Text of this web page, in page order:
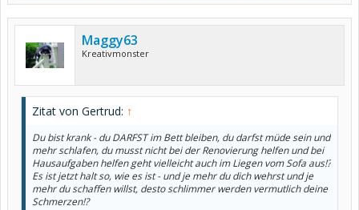
Maggy63
Kreativmonster
Zitat von Gertrud: ↑
Du bist krank - du DARFST im Bett bleiben, du darfst müde sein und
mehr schlafen, du musst nicht bei der Renovierung helfen und bei
Hausaufgaben helfen geht vielleicht auch im Liegen vom Sofa aus!?
Es ist jetzt halt so, wie es ist - und je mehr du dich wehrst und je
mehr du schaffen willst, desto schlimmer werden vermutlich deine
Schmerzen!?